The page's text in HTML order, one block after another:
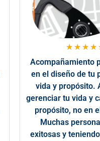
★ ★ ★ ★
Acompañamiento
en el diseño de tu
vida y propósito.
gerenciar tu vida y
propósito, no en
Muchas
exitosas y